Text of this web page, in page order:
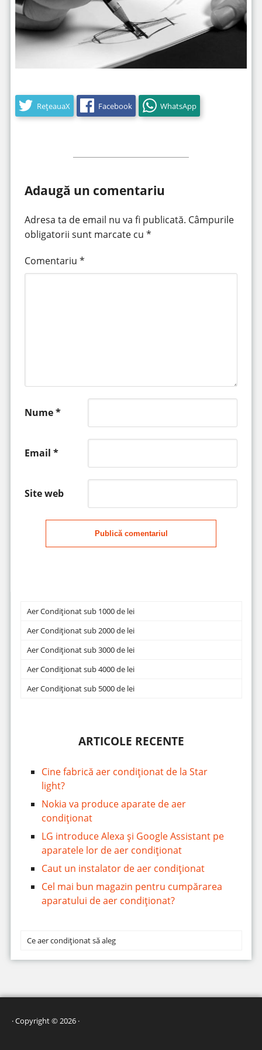
RețeauaX Facebook WhatsApp
Adaugă un comentariu
Adresa ta de email nu va fi publicată. Câmpurile
obligatorii sunt marcate cu *
Comentariu *
Nume*
Email *
Site web
Publică comentariul
Aer Condiționat sub 1000 de lei
Aer Condiționat sub 2000 de lei
Aer Condiționat sub 3000 de lei
Aer Condiționat sub 4000 de lei
Aer Condiționat sub 5000 de lei
ARTICOLE RECENTE
Cine fabrică aer condiționat de la Star
light?
Nokia va produce aparate de aer
condiționat
LG introduce Alexa și Google Assistant pe
aparatele lor de aer condiționat
Caut un instalator de aer condiționat
Cel mai bun magazin pentru cumpărarea
aparatului de aer condiționat?
Ce aer condiționat să aleg
· Copyright © 2026 ·